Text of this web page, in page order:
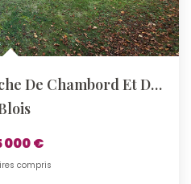
Maison Atypique, Proche De Chambord Et De Blois,
000 €
compris